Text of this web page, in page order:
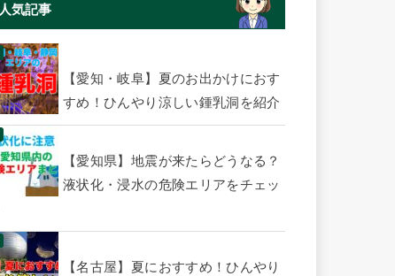
人気記事
【愛知・岐阜】夏のお出かけにおす
すめ！ひんやり涼しい鍾乳洞を紹介
【愛知県】地震が来たらどうなる？
液状化・浸水の危険エリアをチェッ
【名古屋】夏におすすめ！ひんやり